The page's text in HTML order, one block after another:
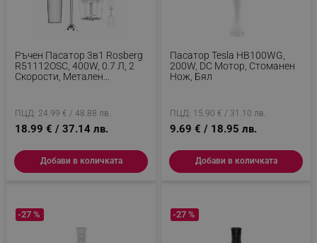
Ръчен Пасатор 3в1 Rosberg
R51112OSC, 400W, 0.7 Л, 2
Скорости, Метален
Бял
ПЦД: 24.99 € / 48.88 лв.
18.99 € / 37.14 лв.
Добави в количката
Пасатор Tesla HB100WG,
200W, DC Мотор, Стоманен
Нож, Бял
ПЦД: 15.90 € / 31.10 лв.
9.69 € / 18.95 лв.
Добави в количката
-27 % -27 %
_sgf_test_mode .alleop.bg
Google Privacy Policy